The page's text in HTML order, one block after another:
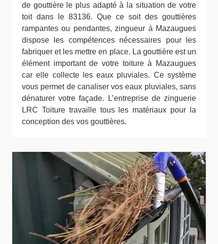
de gouttière le plus adapté à la situation de votre
toit dans le 83136. Que ce soit des gouttières
rampantes ou pendantes, zingueur à Mazaugues
dispose les compétences nécessaires pour les
fabriquer et les mettre en place. La gouttière est un
élément important de votre toiture à Mazaugues
car elle collecte les eaux pluviales. Ce système
vous permet de canaliser vos eaux pluviales, sans
dénaturer votre façade. L’entreprise de zinguerie
LRC Toiture travaille tous les matériaux pour la
conception des vos gouttières.